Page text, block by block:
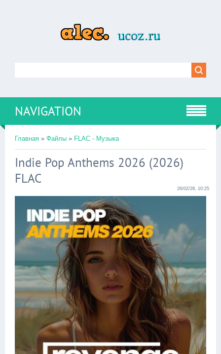
NAVIGATION
Главная » Файлы » FLAC - Музыка
Indie Pop Anthems 2026 (2026)
FLAC
26/02/28, 10:25